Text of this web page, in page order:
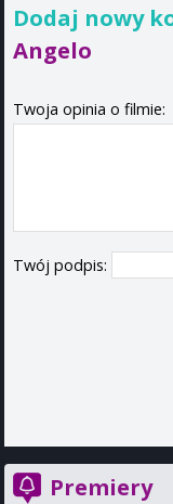
Dodaj nowy
Angelo
Twoja opinia o filmie:
Twój podpis:
Premiery